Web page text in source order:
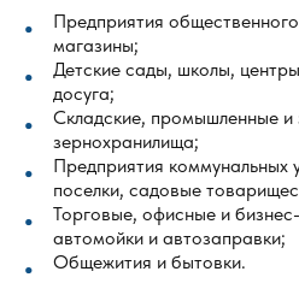
Предприятия
магазины;
Детские сады, школы,
досуга;
Складские, промышленные и
зернохранилища;
Предприятия коммунальных
поселки, садовые
Торговые, офисные и
автомойки и автозаправки;
Общежития и бытовки.